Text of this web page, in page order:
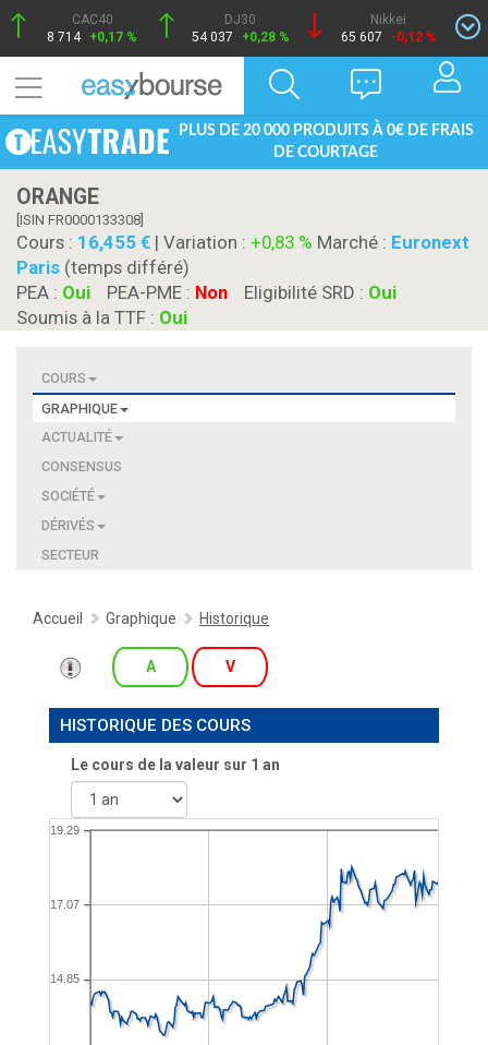
CAC40
8 714 +0,17 %
DJ30
54 037
+0,28 %
Nikkei
65 607
-0,12 %
PLUS DE 20 000 PRODUITS À 0€ DE FRAIS
DE COURTAGE
ORANGE
[ISIN FR0000133308]
Cours : 16,455 | Variation : +0,83 % Marché : Euronext
Paris (temps différé)
PEA : Oui PEA-PME : Non Eligibilité SRD : Oui
Soumis à la TTF : Oui
COURS
GRAPHIQUE
ACTUALITÉ
CONSENSUS
SOCIÉTÉ
DÉRIVÉS
SECTEUR
Accueil Graphique Historique
A V
HISTORIQUE DES COURS
Le cours de la valeur sur 1 an
14.85
17.07
19.29